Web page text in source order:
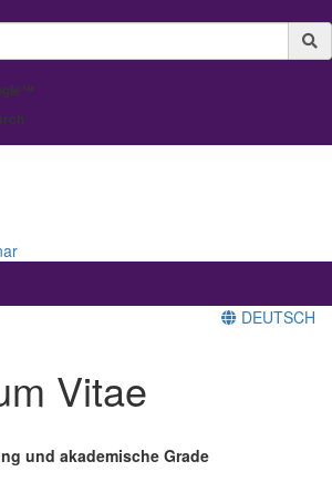
DEUTSCH
Vitae
und akademische Grade